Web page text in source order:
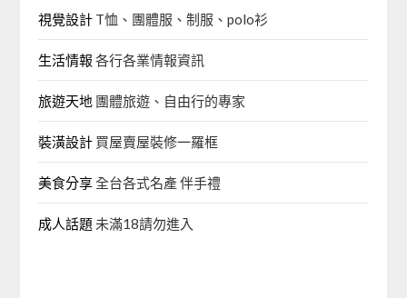
視覺設計 T恤、團體服、制服、polo衫
生活情報 各行各業情報資訊
旅遊天地 團體旅遊、自由行的專家‎
裝潢設計 買屋賣屋裝修一羅框
美食分享全台各式名產 伴手禮
成人話題 未滿18請勿進入